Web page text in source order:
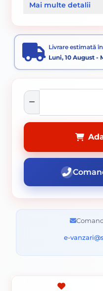
Mai multe detalii
Livrare estimată
Luni, 10 August -
e-